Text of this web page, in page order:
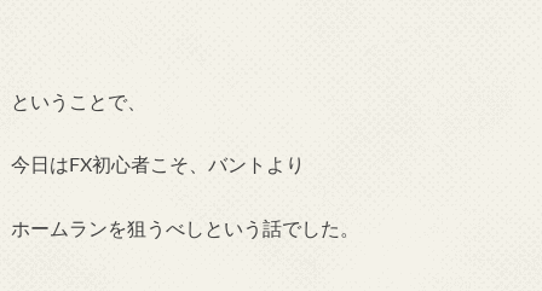
ということで、
今日はFX初心者こそ、バントより
ホームランを狙うべしという話でした。